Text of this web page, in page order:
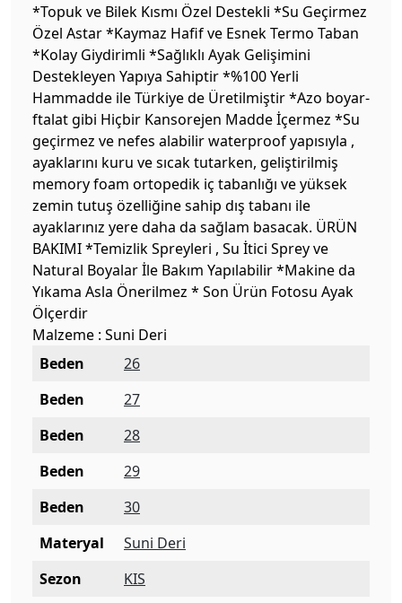
*Topuk ve Bilek Kısmı Özel Destekli *Su Geçirmez
Özel Astar *Kaymaz Hafif ve Esnek Termo Taban
*Kolay Giydirimli *Sağlıklı Ayak Gelişimini
Destekleyen Yapıya Sahiptir *%100 Yerli
Hammadde ile Türkiye de Üretilmiştir *Azo boyar-
ftalat gibi Hiçbir Kansorejen Madde İçermez *Su
geçirmez ve nefes alabilir waterproof yapısıyla ,
ayaklarını kuru ve sıcak tutarken, geliştirilmiş
memory foam ortopedik iç tabanlığı ve yüksek
zemin tutuş özelliğine sahip dış tabanı ile
ayaklarınız yere daha da sağlam basacak. ÜRÜN
BAKIMI *Temizlik Spreyleri , Su İtici Sprey ve
Natural Boyalar İle Bakım Yapılabilir *Makine da
Yıkama Asla Önerilmez * Son Ürün Fotosu Ayak
Ölçerdir
Malzeme : Suni Deri
Beden
26
Beden
27
Beden
28
Beden
29
Beden
30
Materyal
Suni Deri
Sezon
KIS